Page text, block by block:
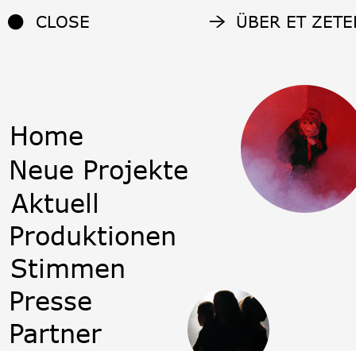
CLOSE ÜBER ET
Home
Neue Projekte
Aktuell
Stimmen
Partner
Produktionen
Presse